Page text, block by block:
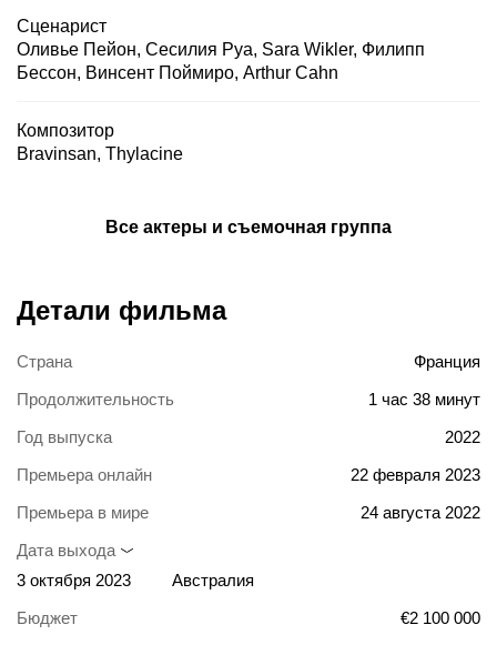
Сценарист
Оливье Пейон, Сесилия Руа, Sara Wikler, Филипп
Бессон, Винсент Поймиро, Arthur Cahn
Композитор
Bravinsan, Thylacine
Все актеры и съемочная группа
Детали фильма
Страна
Франция
Продолжительность
1 час 38 минут
Год выпуска
2022
Премьера онлайн
22 февраля 2023
Премьера в мире
24 августа 2022
Дата выхода
3 октября 2023
Австралия
Бюджет
€2 100 000